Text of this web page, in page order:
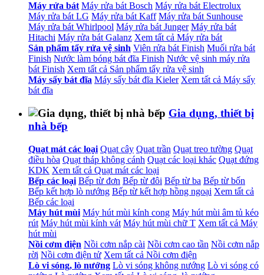
Máy rửa bát Máy rửa bát Bosch Máy rửa bát Electrolux
Máy rửa bát LG Máy rửa bát Kaff Máy rửa bát Sunhouse
Máy rửa bát Whirlpool Máy rửa bát Junger Máy rửa bát
Hitachi Máy rửa bát Galanz Xem tất cả Máy rửa bát
Sản phẩm tẩy rửa vệ sinh Viên rửa bát Finish Muối rửa bát
Finish Nước làm bóng bát đĩa Finish Nước vệ sinh máy rửa
bát Finish Xem tất cả Sản phẩm tẩy rửa vệ sinh
Máy sấy bát đĩa Máy sấy bát đĩa Kieler Xem tất cả Máy sấy
bát đĩa
Gia dụng, thiết bị
nhà bếp
Quạt mát các loại Quạt cây Quạt trần Quạt treo tường Quạt
điều hòa Quạt tháp không cánh Quạt các loại khác Quạt đứng
KDK Xem tất cả Quạt mát các loại
Bếp các loại Bếp từ đơn Bếp từ đôi Bếp từ ba Bếp từ bốn
Bếp kết hợp lò nướng Bếp từ kết hợp hồng ngoại Xem tất cả
Bếp các loại
Máy hút mùi Máy hút mùi kính cong Máy hút mùi âm tủ kéo
rút Máy hút mùi kính vát Máy hút mùi chữ T Xem tất cả Máy
hút mùi
Nồi cơm điện Nồi cơm nắp cài Nồi cơm cao tần Nồi cơm nắp
rời Nồi cơm điện tử Xem tất cả Nồi cơm điện
Lò vi sóng, lò nướng Lò vi sóng không nướng Lò vi sóng có